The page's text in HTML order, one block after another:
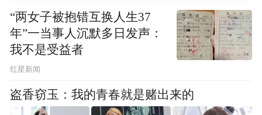
“两女子被抱错互换人生37
年”一当事人沉默多日发声：
我不是受益者
红星新闻
盗香窃玉：我的青春就是赌出来的